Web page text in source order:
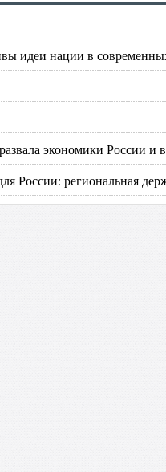
идеи нации в
экономики России и
России: региональная